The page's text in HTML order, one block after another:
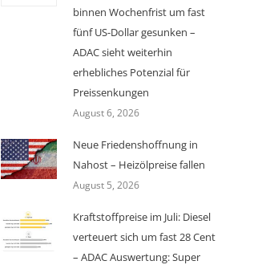
binnen Wochenfrist um fast
fünf US-Dollar gesunken –
ADAC sieht weiterhin
erhebliches Potenzial für
Preissenkungen
August 6, 2026
Neue Friedenshoffnung in
Nahost – Heizölpreise fallen
August 5, 2026
Kraftstoffpreise im Juli: Diesel
verteuert sich um fast 28 Cent
– ADAC Auswertung: Super